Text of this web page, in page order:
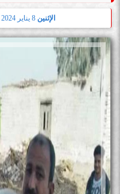
الإثنين 8 يناير 2024